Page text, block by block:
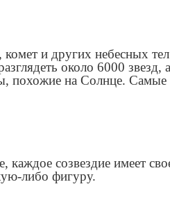
комет и других небесных
около 6000 звезд,
похожие на Солнце. Самые
созвездие имеет
либо фигуру.